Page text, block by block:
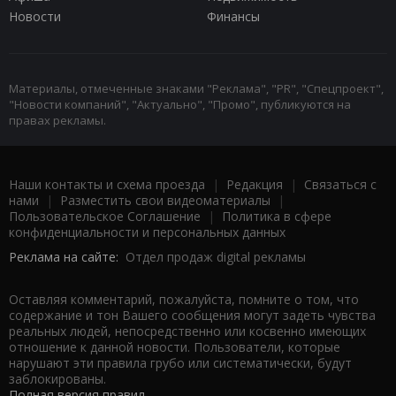
Новости
Финансы
Материалы, отмеченные знаками "Реклама", "PR", "Спецпроект",
"Новости компаний", "Актуально", "Промо", публикуются на
правах рекламы.
Наши контакты и схема проезда | Редакция | Связаться с
нами | Разместить свои видеоматериалы |
Пользовательское Соглашение |
Политика в сфере
конфиденциальности и персональных данных
Реклама на сайте: Отдел продаж digital рекламы
Оставляя комментарий, пожалуйста, помните о том, что
содержание и тон Вашего сообщения могут задеть чувства
реальных людей, непосредственно или косвенно имеющих
отношение к данной новости. Пользователи, которые
нарушают эти правила грубо или систематически, будут
заблокированы.